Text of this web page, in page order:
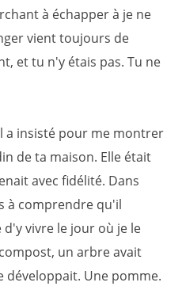
à échapper à je ne
vient toujours de
et tu n'y étais pas. Tu ne
a insisté pour me montrer
de ta maison. Elle était
avec fidélité. Dans
à comprendre qu'il
vivre le jour où je le
un arbre avait
Une pomme.